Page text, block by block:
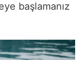
başlamanız